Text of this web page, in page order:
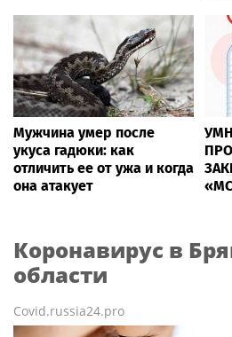
Мужчина умер после
укуса гадюки: как
отличить ее от ужа и когда
она атакует
Коронавирус в
области
Covid.russia24.pro